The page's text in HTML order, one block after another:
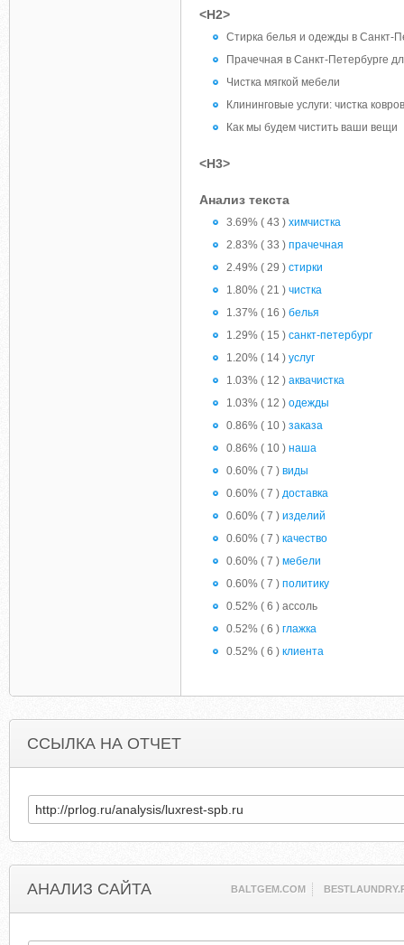
<H2>
Стирка белья и одежды в Санкт-
Прачечная в Санкт-Петербурге
Чистка мягкой мебели
Клининговые услуги: чистка ковров
Как мы будем чистить ваши вещи
<H3>
Анализ текста
3.69% ( 43 ) химчистка
2.83% ( 33 ) прачечная
2.49% ( 29 ) стирки
1.80% ( 21 ) чистка
1.37% ( 16 ) белья
1.29% ( 15 ) санкт-петербург
1.20% ( 14 ) услуг
1.03% ( 12 ) аквачистка
1.03% ( 12 ) одежды
0.86% ( 10 ) заказа
0.86% ( 10 ) наша
0.60% ( 7 ) виды
0.60% ( 7 ) доставка
0.60% ( 7 ) изделий
0.60% ( 7 ) качество
0.60% ( 7 ) мебели
0.60% ( 7 ) политику
0.52% ( 6 ) ассоль
0.52% ( 6 ) глажка
0.52% ( 6 ) клиента
ССЫЛКА НА ОТЧЕТ
АНАЛИЗ САЙТА BALTGEM.COM